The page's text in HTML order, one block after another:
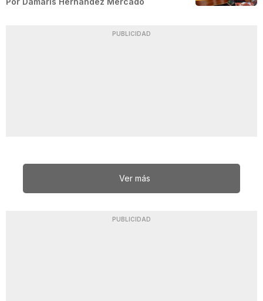
PUBLICIDAD
Ver más
PUBLICIDAD